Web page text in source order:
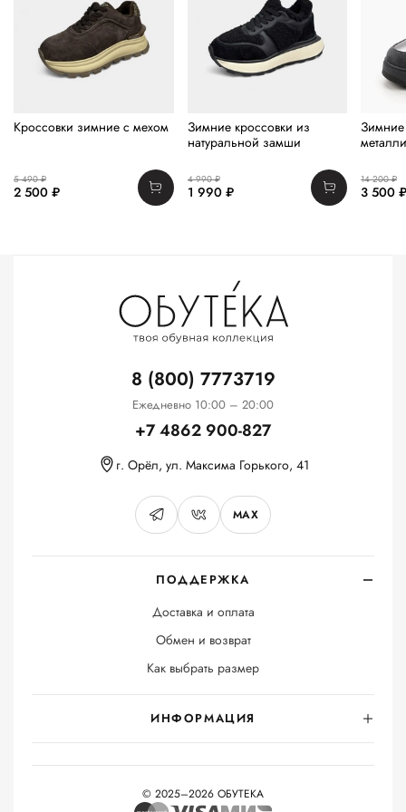
Кроссовки зимние с мехом
5 490 ₽
2 500 ₽
Зимние кроссовки из
натуральной замши
4 990 ₽
1 990 ₽
Зимние
14 200 ₽
3 500 ₽
ПОДДЕРЖКА
Доставка и оплата
Обмен и возврат
Как выбрать размер
ИНФОРМАЦИЯ
8 (800) 7773719
Ежедневно 10:00 – 20:00
+7 4862 900-827
г. Орёл, ул. Максима Горького, 41
MAX
© 2025–2026 ОБУТЕКА